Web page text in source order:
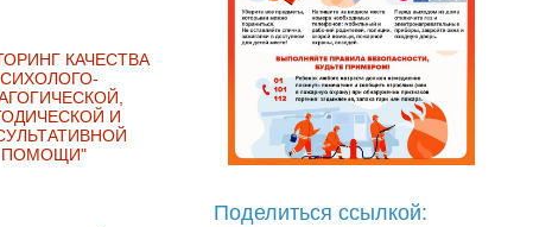
КАЧЕСТВА
И
ПОМОЩИ"
Поделиться ссылкой: